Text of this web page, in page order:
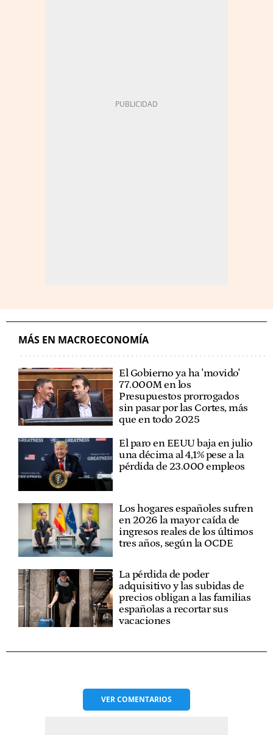
MÁS EN MACROECONOMÍA
El Gobierno ya ha 'movido'
77.000M en los
Presupuestos prorrogados
sin pasar por las Cortes, más
que en todo 2025
El paro en EEUU baja en julio
una décima al 4,1% pese a la
pérdida de 23.000 empleos
Los hogares españoles sufren
en 2026 la mayor caída de
ingresos reales de los últimos
tres años, según la OCDE
La pérdida de poder
adquisitivo y las subidas de
precios obligan a las familias
españolas a recortar sus
vacaciones
VERCOMENTARIOS